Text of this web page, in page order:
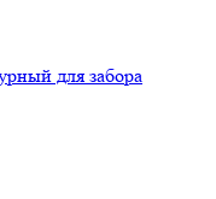
для забора